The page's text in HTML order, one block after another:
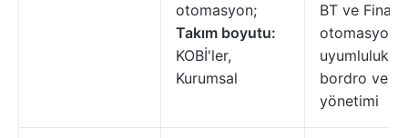
otomasyon;
Takım boyutu:
KOBİ'ler,
Kurumsal
BT ve
otomasyonlu
uyumluluk,
bordro ve
yönetimi